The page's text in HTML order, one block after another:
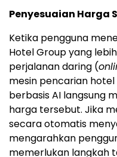
Penyesuaian Harga
Ketika pengguna
Hotel Group yang
perjalanan daring (
mesin pencarian
berbasis AI langsung
harga tersebut. Jika
secara otomatis
mengarahkan
memerlukan langkah